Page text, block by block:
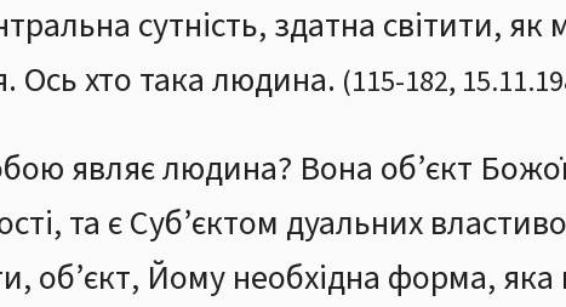
сутність, здатна світити,
Ось хто така людина. (115-182,
являє людина? Вона об’єкт
та є Суб’єктом дуальних
об’єкт, Йому необхідна форма, яка